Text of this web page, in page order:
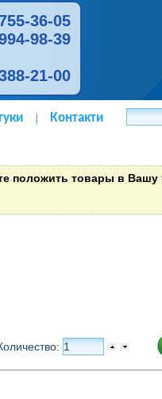
36-05
98-39
21-00
Контакти
положить товары в Вашу